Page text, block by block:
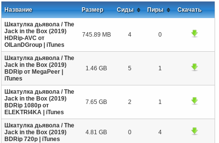
Название Размер Сиды Пиры Скачать
Шкатулка дьявола / The
Jack in the Box (2019)
HDRip-AVC от
OlLanDGroup | iTunes
745.89 MB 4 0
Шкатулка дьявола / The
Jack in the Box (2019)
BDRip от MegaPeer |
iTunes
1.46 GB 5 1
Шкатулка дьявола / The
Jack in the Box (2019)
BDRip 1080p от
ELEKTRI4KA | iTunes
7.65 GB 2 1
Шкатулка дьявола / The
Jack in the Box (2019)
BDRip 720p | iTunes
4.81 GB 0 4